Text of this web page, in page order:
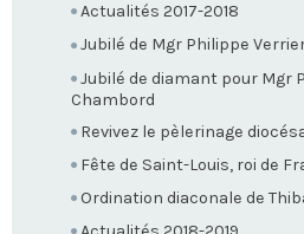
Actualités 2017-2018
Jubilé de Mgr Philippe
Jubilé de diamant pour Mgr
Chambord
Revivez le pèlerinage
Fête de Saint-Louis, roi de
Ordination diaconale de